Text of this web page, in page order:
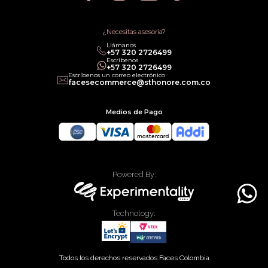
Política legal de Gift Cards¿Necesitas asesoría?
Llámanos
‎+57 320 2726499
Escríbenos
‎+57 320 2726499
Escríbenos un correo electrónico
facesecommerce@sthonore.com.co
Medios de Pago
Powered By:
Technology:
Todos los derechos reservados Faces Colombia